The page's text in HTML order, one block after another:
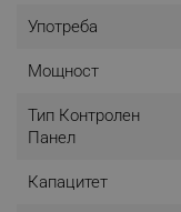
Употреба
Мощност
Тип Контролен
Панел
Капацитет